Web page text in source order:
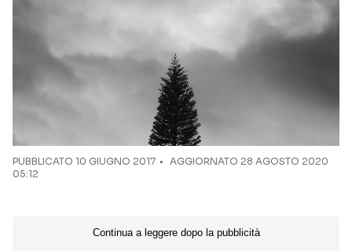
PUBBLICATO 10 GIUGNO 2017
AGGIORNATO 28 AGOSTO 2020
05:12